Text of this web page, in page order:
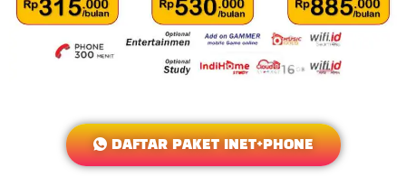
DAFTAR PAKET INET+PHONE